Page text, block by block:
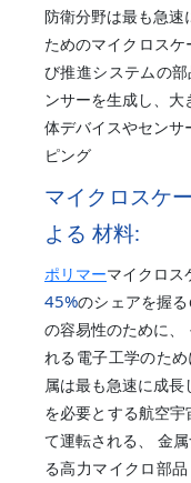
防衛分野は最も急速
ためのマイクロス
び推進システムの
ンサーを生成し、
体デバイスやセンサ
ピング
マイクロスケ
よる 材料:
ポリマーマイクロス
45%のシェアを握
の容易性のために、
れる電子工学のた
属は最も急速に成
を必要とする航空
て運転される、 金
る高力マイクロ部